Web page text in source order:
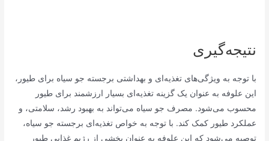
نتیجه‌گیری
با توجه به ویژگی‌های تغذیه‌ای و بهداشتی برجسته جو سیاه برای طیور،
این علوفه به عنوان یک گزینه تغذیه‌ای بسیار ارزشمند برای طیور
محسوب می‌شود. مصرف جو سیاه می‌تواند به بهبود رشد، سلامتی، و
عملکرد طیور کمک کند. با توجه به خواص تغذیه‌ای برجسته جو سیاه،
توصیه می‌شود که این علوفه به عنوان بخشی از رژیم غذایی طیور